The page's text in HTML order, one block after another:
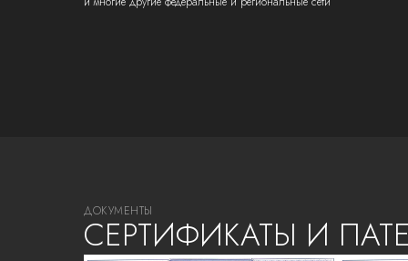
ДОКУМЕНТЫ
СЕРТИФИКАТЫ И